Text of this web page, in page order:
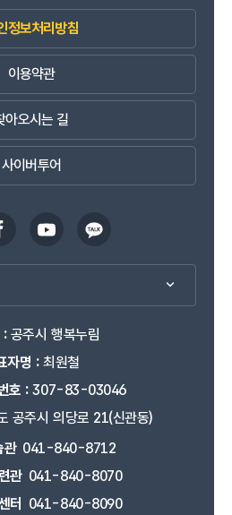
정보처리방침
이용약관
아오시는 길
사이버투어
:공주시 행복누림
자명 :최원철
호 :307-83-03046
공주시 의당로 21(신관동)
관 041-840-8712
관 041-840-8070
터
041-840-8090